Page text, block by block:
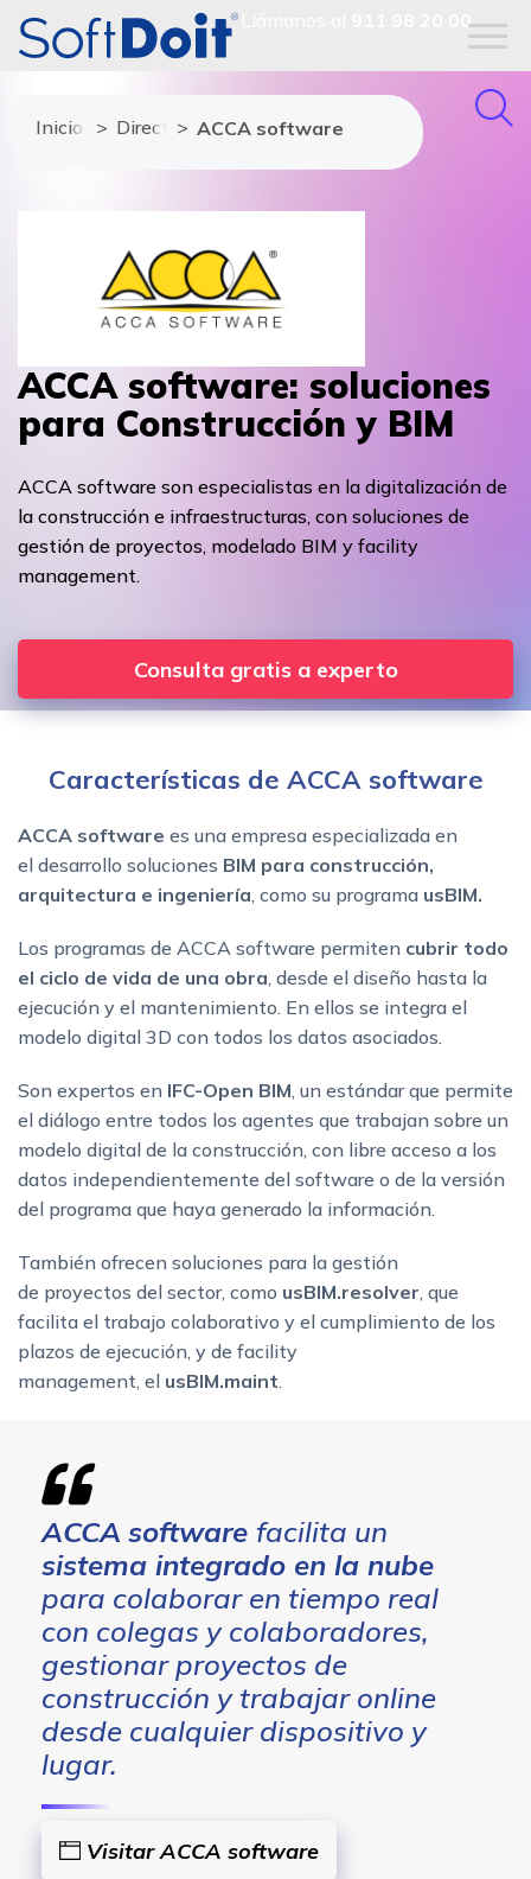
911 98 20 00
Inicio Directorio de proveedores
ACCA software
ACCA software: soluciones
para Construcción y BIM
ACCA software son especialistas en la digitalización de
la construcción e infraestructuras, con soluciones de
gestión de proyectos, modelado BIM y facility
management.
Consulta gratis a experto
Características de ACCA software
ACCA software es una empresa especializada en
el desarrollo soluciones BIM para construcción,
arquitectura e ingeniería , como su programa usBIM.
Los programas de ACCA software permiten cubrir todo
el ciclo de vida de una obra , desde el diseño hasta la
ejecución y el mantenimiento. En ellos se integra el
modelo digital 3D con todos los datos asociados.
Son expertos en IFC-Open BIM , un estándar que permite
el diálogo entre todos los agentes que trabajan sobre un
modelo digital de la construcción, con libre acceso a los
datos independientemente del software o de la versión
del programa que haya generado la información.
También ofrecen soluciones para la gestión
de proyectos del sector, como usBIM.resolver , que
facilita el trabajo colaborativo y el cumplimiento de los
plazos de ejecución, y de facility
management, el usBIM.maint
ACCA software facilita un
sistema integrado en la nube
para colaborar en tiempo real
con colegas y colaboradores,
gestionar proyectos de
construcción y trabajar online
desde cualquier dispositivo y
lugar.
Visitar ACCA software